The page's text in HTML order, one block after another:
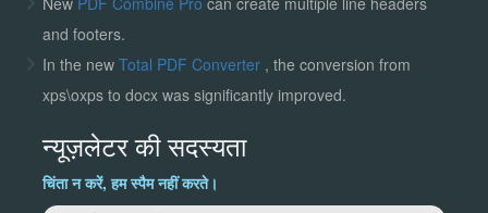
and footers.
In the new Total PDF Converter , the conversion from
xps\oxps to docx was significantly improved.
न्यूज़लेटर की सदस्यता
चिंता न करें, हम स्पैम नहीं करते।